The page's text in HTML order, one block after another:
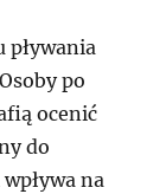
pływania
po
ocenić
do
na